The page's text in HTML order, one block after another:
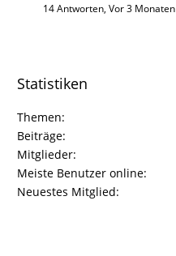
14 Antworten, Vor 3 Monaten
Statistiken
Themen
Beiträge
Mitglieder
Meiste Benutzer online
Neuestes Mitglied